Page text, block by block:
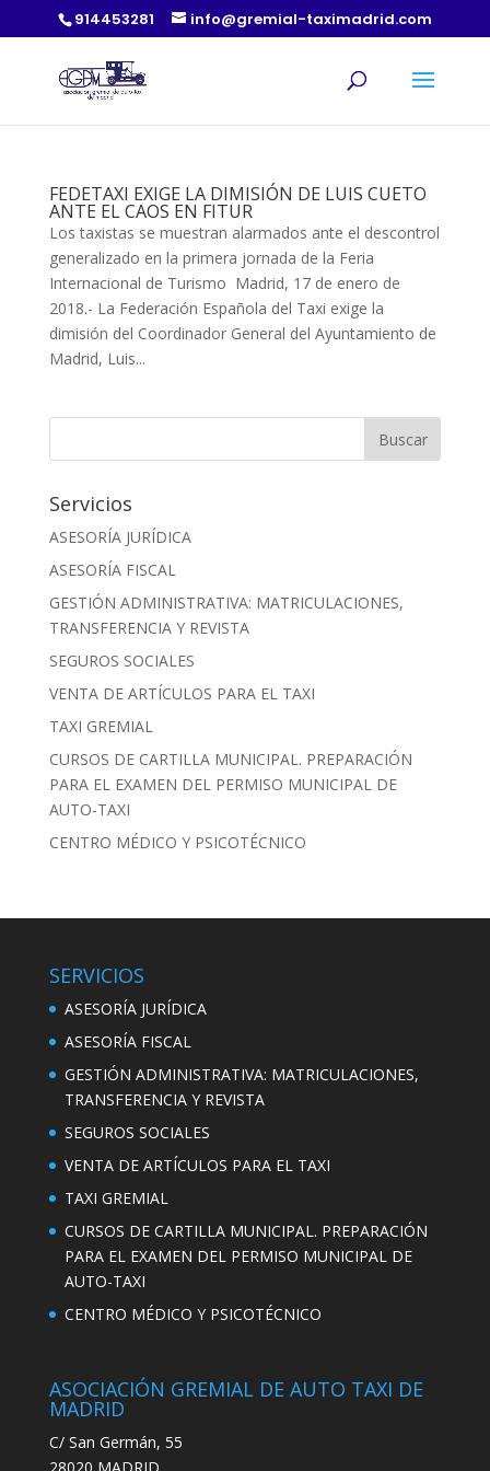
914453281 info@gremial-taximadrid.com
FEDETAXI EXIGE LA DIMISIÓN DE LUIS CUETO
ANTE EL CAOS EN FITUR
Los taxistas se muestran alarmados ante el descontrol
generalizado en la primera jornada de la Feria
Internacional de Turismo Madrid, 17 de enero de
2018.- La Federación Española del Taxi exige la
dimisión del Coordinador General del Ayuntamiento de
Madrid, Luis...
Servicios
ASESORÍA JURÍDICA
ASESORÍA FISCAL
GESTIÓN ADMINISTRATIVA: MATRICULACIONES,
TRANSFERENCIA Y REVISTA
SEGUROS SOCIALES
VENTA DE ARTÍCULOS PARA EL TAXI
TAXI GREMIAL
CURSOS DE CARTILLA MUNICIPAL. PREPARACIÓN
PARA EL EXAMEN DEL PERMISO MUNICIPAL DE
AUTO-TAXI
CENTRO MÉDICO Y PSICOTÉCNICO
SERVICIOS
ASESORÍA JURÍDICA
ASESORÍA FISCAL
GESTIÓN ADMINISTRATIVA: MATRICULACIONES,
TRANSFERENCIA Y REVISTA
SEGUROS SOCIALES
VENTA DE ARTÍCULOS PARA EL TAXI
TAXI GREMIAL
CURSOS DE CARTILLA MUNICIPAL. PREPARACIÓN
PARA EL EXAMEN DEL PERMISO MUNICIPAL DE
AUTO-TAXI
CENTRO MÉDICO Y PSICOTÉCNICO
ASOCIACIÓN GREMIAL DE AUTO TAXI DE
MADRID
C/ San Germán, 55